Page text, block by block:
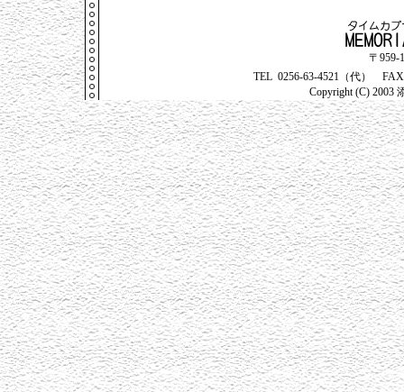
〒959-
TEL 0256-63-4521（代）
Copyright (C) 2003